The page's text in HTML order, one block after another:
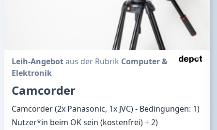
Leih-Angebotaus der Rubrik Computer &
Elektronik
Camcorder
Camcorder (2x Panasonic, 1x JVC) - Bedingungen: 1)
Nutzer*in beim OK sein (kostenfrei) + 2)